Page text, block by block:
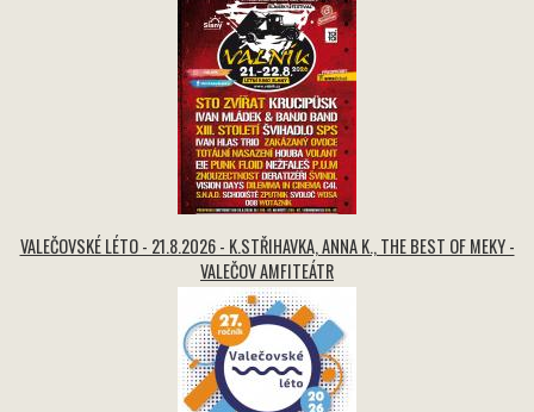
VALEČOVSKÉ LÉTO - 21.8.2026 - K.STŘIHAVKA, ANNA K., THE BEST OF MEKY -
VALEČOV AMFITEÁTR